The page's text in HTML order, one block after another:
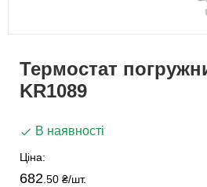
Термостат
KR1089
В наявності
Ціна:
682 .50 ₴/шт.